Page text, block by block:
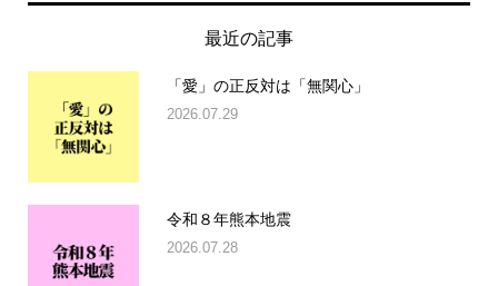
最近の記事
「愛」の正反対は「無関心」
2026.07.29
令和８年熊本地震
2026.07.28